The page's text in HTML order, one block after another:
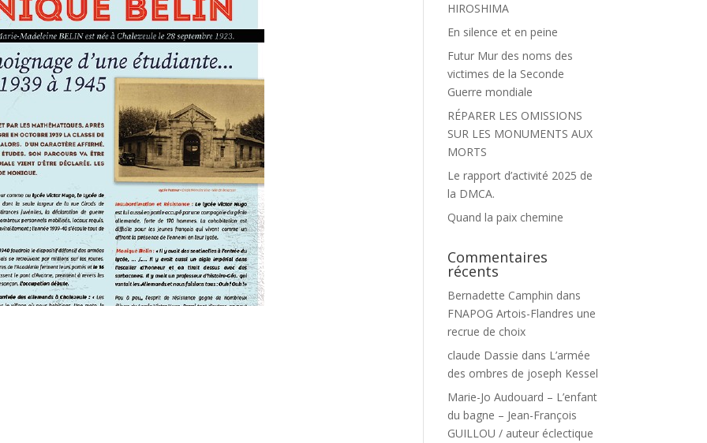
HIROSHIMA
En silence et en peine
Futur Mur des noms des
victimes de la Seconde
Guerre mondiale
RÉPARER LES OMISSIONS
SUR LES MONUMENTS AUX
MORTS
Le rapport d’activité 2025 de
la DMCA.
Quand la paix chemine
Commentaires
récents
Bernadette Camphin dans
FNAPOG Artois-Flandres une
recrue de choix
claude Dassie dans L’armée
des ombres de joseph Kessel
Marie-Jo Audouard – L’enfant
du bagne – Jean-François
GUILLOU / auteur éclectique